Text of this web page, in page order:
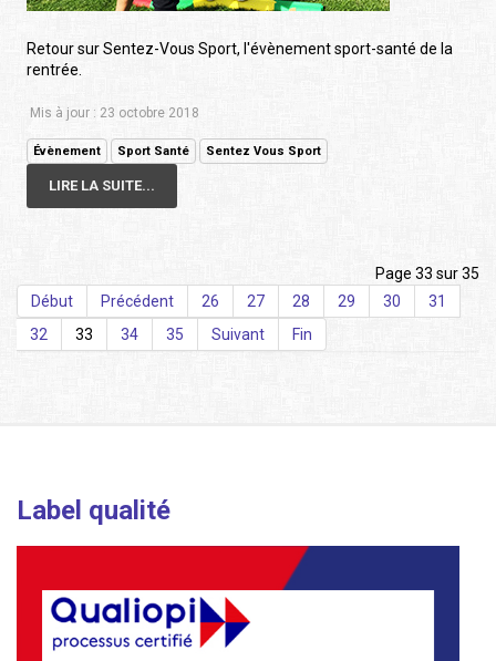
Retour sur Sentez-Vous Sport, l'évènement sport-santé de la
rentrée.
Mis à jour : 23 octobre 2018
Évènement Sport Santé Sentez Vous Sport
LIRE LA SUITE...
Page 33 sur 35
Début
Précédent 26 27 28 29 30
31
32
33 34 35 Suivant Fin
Label qualité